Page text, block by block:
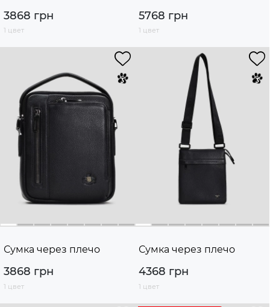
3868 грн
1 цвет
5768 грн
1 цвет
Сумка через плечо
3868 грн
1 цвет
Сумка через плечо
4368 грн
1 цвет